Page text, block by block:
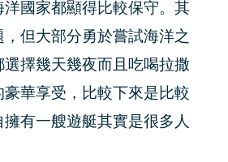
洋國家都顯得比較保守。其
但大部分勇於嘗試海洋之
擇幾天幾夜而且吃喝拉撒
華享受，比較下來是比較
有一艘遊艇其實是很多人